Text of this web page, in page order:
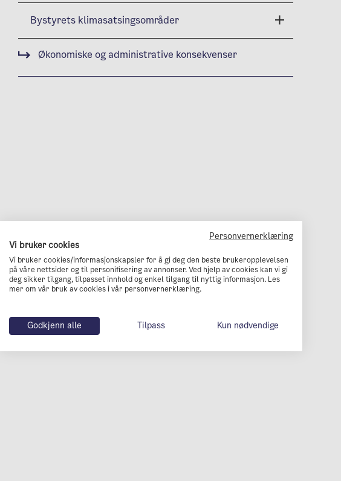
Bystyrets klimasatsingsområder
Økonomiske og administrative konsekvenser
Personvernerklæring
Vi bruker cookies
Vi bruker cookies/informasjonskapsler for å gi deg den beste brukeropplevelsen
på våre nettsider og til personifisering av annonser. Ved hjelp av cookies kan vi gi
deg sikker tilgang, tilpasset innhold og enkel tilgang til nyttig informasjon. Les
mer om vår bruk av cookies i vår personvernerklæring.
Godkjenn alle Tilpass Kun nødvendige